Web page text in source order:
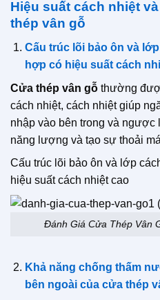
Hiệu suất cách nhiệt
thép vân gỗ
Cấu trúc lõi bảo ôn và
hợp có hiệu suất cách
Cửa thép vân gỗ thường
cách nhiệt, cách nhiệt giúp
nhập vào bên trong và
năng lượng và tạo sự thoải
Cấu trúc lõi bảo ôn và lớp
hiệu suất cách nhiệt cao
Đánh Giá Cửa Thép Vân
Khả năng chống thấm
bên ngoài của cửa thép